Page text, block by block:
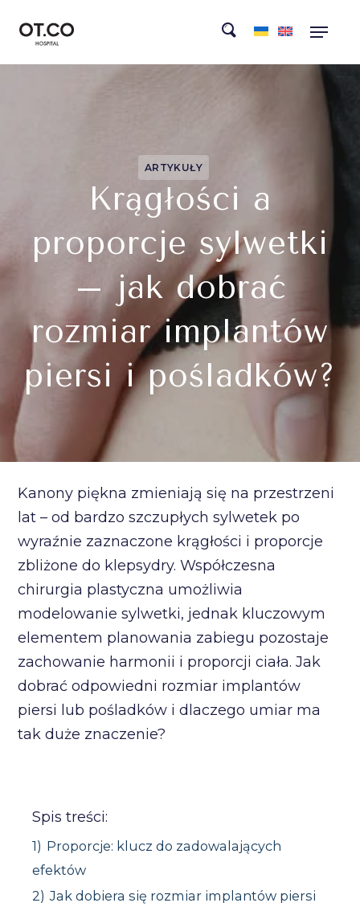
ARTYKUŁY
Krągłości a
proporcje sylwetki
– jak dobrać
rozmiar implantów
piersi i pośladków?
Kanony piękna zmieniają się na przestrzeni
lat – od bardzo szczupłych sylwetek po
wyraźnie zaznaczone krągłości i proporcje
zbliżone do klepsydry. Współczesna
chirurgia plastyczna umożliwia
modelowanie sylwetki, jednak kluczowym
elementem planowania zabiegu pozostaje
zachowanie harmonii i proporcji ciała. Jak
dobrać odpowiedni rozmiar implantów
piersi lub pośladków i dlaczego umiar ma
tak duże znaczenie?
Spis treści:
1) Proporcje: klucz do zadowalających
efektów
2) Jak dobiera się rozmiar implantów piersi